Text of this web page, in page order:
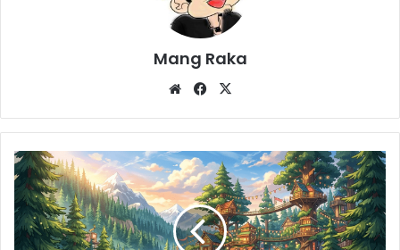
Mang Raka
WebsiteFacebook
Hutan
Kota
Ranggawulung
Subang:
Destinasi